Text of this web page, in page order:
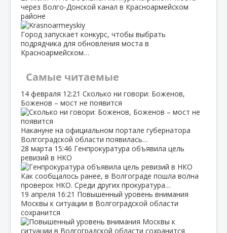
через Волго‑Донской канал в Красноармейском
районе
Город запускает конкурс, чтобы выбрать
подрядчика для обновления моста в
Красноармейском…
Самые читаемые
14 февраля 12:21 Сколько ни говори: Боженов,
Боженов – мост не появится
Накануне на официальном портале губернатора
Волгоградской области появилась…
28 марта 15:46 Генпрокуратура объявила цель
ревизий в НКО
Как сообщалось ранее, в Волгограде пошла волна
проверок НКО. Среди других прокуратура…
19 апреля 16:21 Повышенный уровень внимания
Москвы к ситуации в Волгоградской области
сохранится